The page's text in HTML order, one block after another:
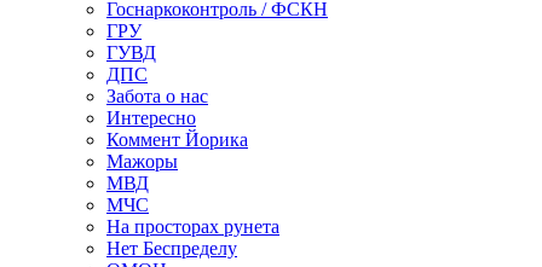
Госнаркоконтроль / ФСКН
ГРУ
ГУВД
ДПС
Забота о нас
Интересно
Коммент Йорика
Мажоры
МВД
МЧС
На просторах рунета
Нет Беспределу